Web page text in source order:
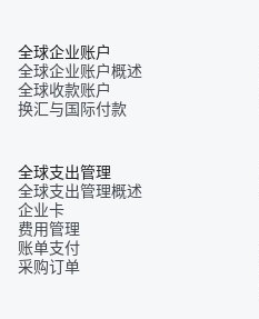
全球企业账户
全球企业账户概述
全球收款账户
换汇与国际付款
全球支出管理
全球支出管理概述
企业卡
费用管理
账单支付
采购订单